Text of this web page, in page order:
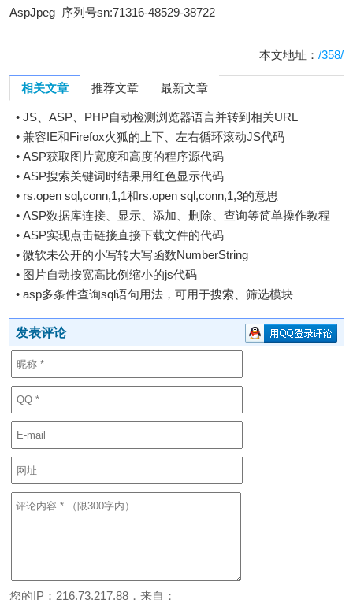
AspJpeg 序列号sn:71316-48529-38722
本文地址： /358/
相关文章 推荐文章 最新文章
•JS、ASP、PHP自动检测浏览器语言并转到相关URL
•兼容IE和Firefox火狐的上下、左右循环滚动JS代码
•ASP获取图片宽度和高度的程序源代码
•ASP搜索关键词时结果用红色显示代码
• rs.open sql,conn,1,1和rs.open sql,conn,1,3的意思
•ASP数据库连接、显示、添加、删除、查询等简单操作教程
•ASP实现点击链接直接下载文件的代码
•微软未公开的小写转大写函数NumberString
• 图片自动按宽高比例缩小的js代码
•asp多条件查询sql语句用法，可用于搜索、筛选模块
发表评论
您的IP：216.73.217.88，来自：